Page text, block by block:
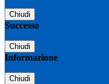
Chiudi
Successo
Chiudi
Informazione
Chiudi